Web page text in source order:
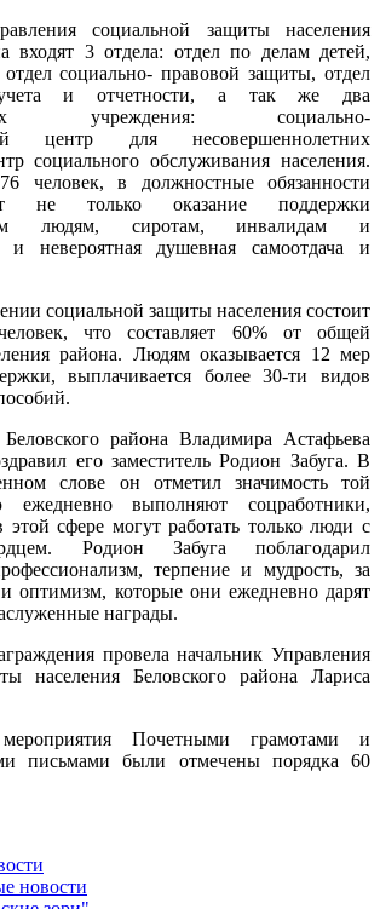
социальной защиты населения
входят 3 отдела: отдел по делам детей,
социально- правовой защиты, отдел
учета и отчетности, а так же два
учреждения: социально-
центр для несовершеннолетних
социального обслуживания населения.
человек, в должностные обязанности
не только оказание поддержки
людям, сиротам, инвалидам и
невероятная душевная самоотдача и
социальной защиты населения состоит
что составляет 60% от общей
района. Людям оказывается 12 мер
выплачивается более 30-ти видов
района Владимира Астафьева
его заместитель Родион Забуга. В
слове он отметил значимость той
ежедневно выполняют соцработники,
этой сфере могут работать только люди с
Родион Забуга поблагодарил
терпение и мудрость, за
оптимизм, которые они ежедневно дарят
награды.
провела начальник Управления
населения Беловского района Лариса
Почетными грамотами и
письмами были отмечены порядка 60
новости